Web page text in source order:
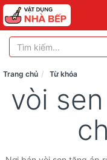
Trang chủ Từ khóa
vòi